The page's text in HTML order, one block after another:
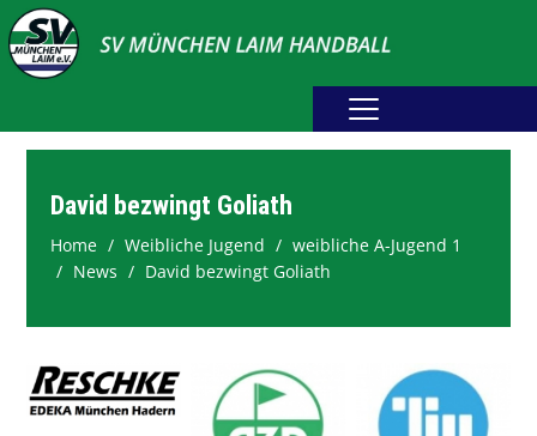
Home
Jugend
Fotogalerie
Spielplan
Sponsoring
David bezwingt Goliath
Home Weibliche Jugend
weibliche A-Jugend 1
News
David bezwingt Goliath